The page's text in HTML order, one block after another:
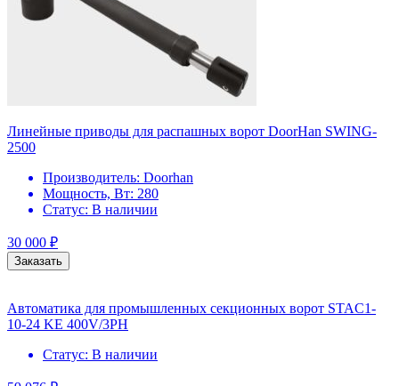
Линейные приводы для распашных ворот DoorHan SWING-
2500
Производитель: Doorhan
Мощность, Вт: 280
Статус: В наличии
30 000 ₽
Заказать
Автоматика для промышленных секционных ворот STAC1-
10-24 KE 400V/3PH
Статус: В наличии